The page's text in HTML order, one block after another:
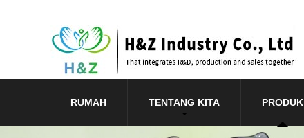
RUMAH TENTANG KITA PRODUK